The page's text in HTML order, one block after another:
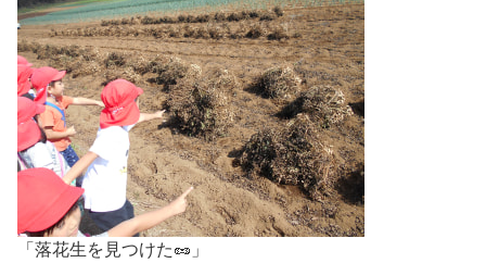
「落花生を見つけた🥜」